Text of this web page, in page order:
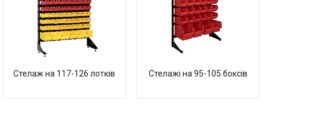
Стелаж на 117-126 лотків Стелажі на 95-105 боксів